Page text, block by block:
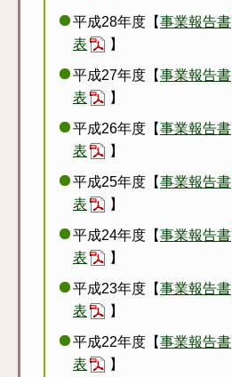
平成28年度【事業報告書
表
】
平成27年度【事業報告書
表
】
平成26年度【事業報告書
表
】
平成25年度【事業報告書
表
】
平成24年度【事業報告書
表
】
平成23年度【事業報告書
表
】
平成22年度【事業報告書
表
】